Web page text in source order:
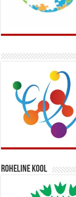
Roheline kool